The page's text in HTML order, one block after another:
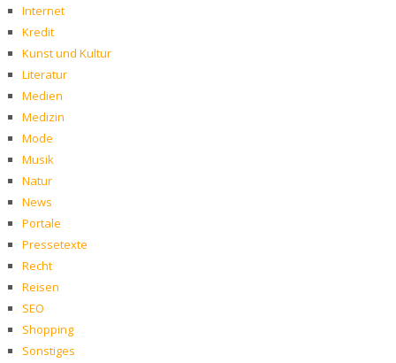
Internet
Kredit
Kunst und Kultur
Literatur
Medien
Medizin
Mode
Musik
Natur
News
Portale
Pressetexte
Recht
Reisen
SEO
Shopping
Sonstiges